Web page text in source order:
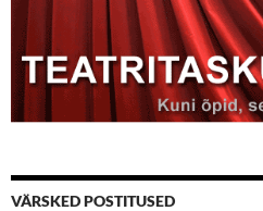
VÄRSKED POSTITUSED